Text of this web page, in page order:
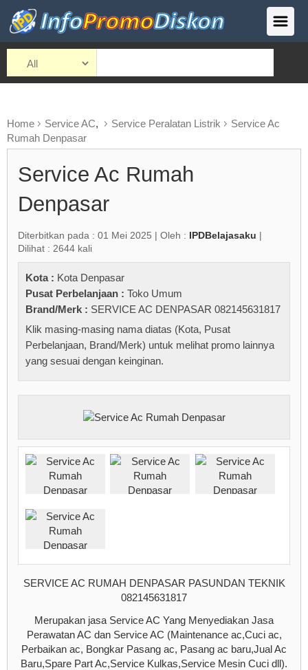
Home Service AC, Service Peralatan Listrik
Service Ac
Rumah Denpasar
Service Ac Rumah
Denpasar
Diterbitkan pada : 01 Mei 2025 | Oleh : IPDBelajasaku |
Dilihat : 2644 kali
Kota : Kota Denpasar
Pusat Perbelanjaan : Toko Umum
Brand/Merk : SERVICE AC DENPASAR 082145631817
Klik masing-masing nama diatas (Kota, Pusat
Perbelanjaan, Brand/Merk) untuk melihat promo lainnya
yang sesuai dengan keinginan.
SERVICE AC RUMAH DENPASAR PASUNDAN TEKNIK
082145631817
Merupakan jasa Service AC Yang Menyediakan Jasa
Perawatan AC dan Service AC (Maintenance ac,Cuci ac,
Perbaikan ac, Bongkar Pasang ac, Pasang ac baru,Jual Ac
Baru,Spare Part Ac,Service Kulkas,Service Mesin Cuci dll).